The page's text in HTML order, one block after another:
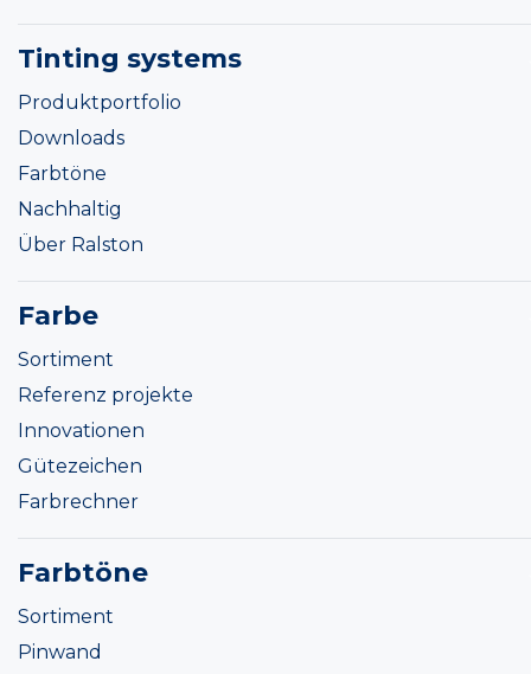
Tinting systems
Produktportfolio
Downloads
Farbtöne
Nachhaltig
Über Ralston
Farbe
Sortiment
Referenz projekte
Innovationen
Gütezeichen
Farbrechner
Farbtöne
Sortiment
Pinwand